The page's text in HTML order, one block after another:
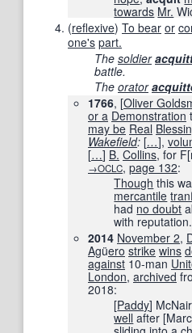
towards Mr.
(reflexive) To bear or
one's part.
The soldier
battle.
The orator
1766, [Oliver
or a Demonstration
may be Real
Wakefield: […],
[…] B. Collins, for F[
→OCLC, page 132:
Though this
mercantile
had no doubt
with reputation.
2014 November 2,
Agüero strike wins
against 10-man
London, archived
2018:
[Paddy]
well after